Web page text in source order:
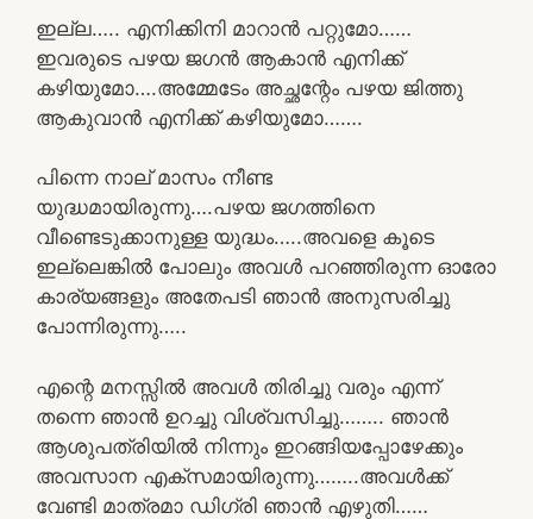
ഇല്ല….. എനിക്കിനി മാറാൻ പറ്റുമോ……
ഇവരുടെ പഴയ ജഗൻ ആകാൻ എനിക്ക്
കഴിയുമോ….അമ്മേടേം അച്ഛന്റേം പഴയ ജിത്തു
ആകുവാൻ എനിക്ക് കഴിയുമോ…….
പിന്നെ നാല് മാസം നീണ്ട
യുദ്ധമായിരുന്നു….പഴയ ജഗത്തിനെ
വീണ്ടെടുക്കാനുള്ള യുദ്ധം…..അവളെ കൂടെ
ഇല്ലെങ്കിൽ പോലും അവൾ പറഞ്ഞിരുന്ന ഓരോ
കാര്യങ്ങളും അതേപടി ഞാൻ അനുസരിച്ചു
പോന്നിരുന്നു…..
എന്റെ മനസ്സിൽ അവൾ തിരിച്ചു വരും എന്ന്
തന്നെ ഞാൻ ഉറച്ചു വിശ്വസിച്ചു…….. ഞാൻ
ആശുപത്രിയിൽ നിന്നും ഇറങ്ങിയപ്പോഴേക്കും
അവസാന എക്സമായിരുന്നു……..അവൾക്ക്
വേണ്ടി മാത്രമാ ഡിഗ്രി ഞാൻ എഴുതി……